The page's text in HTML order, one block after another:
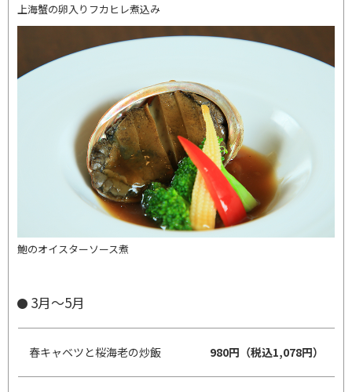
上海蟹の卵入りフカヒレ煮込み
鮑のオイスターソース煮
3月～5月
春キャベツと桜海老の炒飯 980円（税込1,078円）